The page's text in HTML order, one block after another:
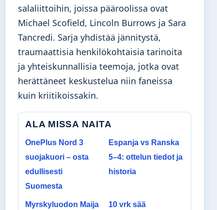
salaliittoihin, joissa pääroolissa ovat
Michael Scofield, Lincoln Burrows ja Sara
Tancredi. Sarja yhdistää jännitystä,
traumaattisia henkilökohtaisia tarinoita
ja yhteiskunnallisia teemoja, jotka ovat
herättäneet keskustelua niin faneissa
kuin kriitikoissakin.
ALA MISSA NAITA
OnePlus Nord 3
suojakuori – osta
edullisesti
Suomesta
Espanja vs Ranska
5–4: ottelun tiedot ja
historia
Myrskyluodon Maija
10 vrk sää